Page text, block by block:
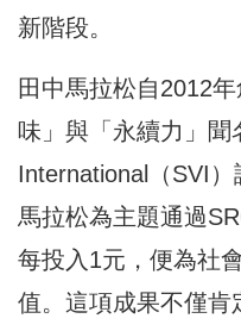
新階段。
田中馬拉松自2012
味」與「永續力」聞
International（SVI
馬拉松為主題通過
每投入1元，便為社
值。這項成果不僅肯